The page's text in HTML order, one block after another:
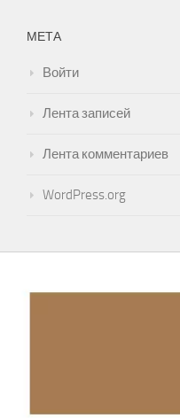
МЕТА
Войти
Лента записей
Лента комментариев
WordPress.org